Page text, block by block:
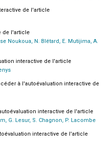
de l'article
de l'article
Noukoua, N. Blétard, E. Mutijima, A.
interactive de l'article
à l'autoévaluation interactive de
interactive de l'article
G. Lesur, S. Chagnon, P. Lacombe
interactive de l'article